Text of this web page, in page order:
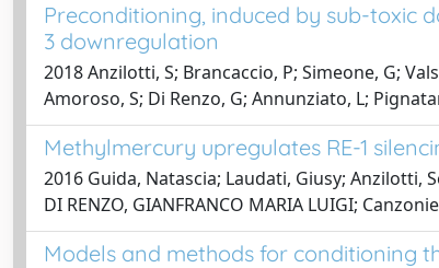
Preconditioning, induced by sub-toxic
3 downregulation
2018 Anzilotti, S; Brancaccio, P; Simeone, G;
Amoroso, S; Di Renzo, G; Annunziato, L;
Methylmercury upregulates RE-1
2016 Guida, Natascia; Laudati, Giusy; Anzilotti,
DI RENZO, GIANFRANCO MARIA LUIGI;
Models and methods for conditioning